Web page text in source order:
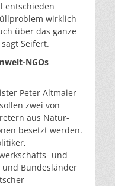
entschieden
wirklich
über das ganze
Seifert.
NGOs
Peter Altmaier
zwei von
aus Natur-
besetzt werden.
und
Bundesländer